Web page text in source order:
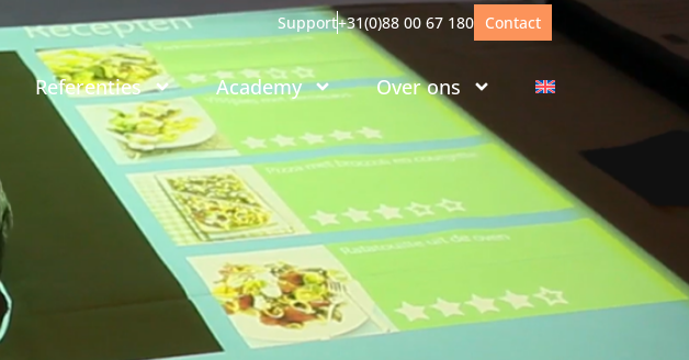
Support+31(0)88 00 67 180 Contact
Referenties Academy Over ons